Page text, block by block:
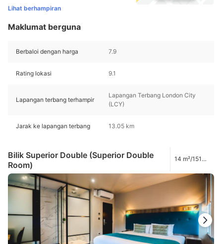
Lihat berhampiran
Maklumat berguna
Berbaloi dengan harga 7.9
Rating lokasi 9.1
Lapangan terbang terhampir
Lapangan Terbang London City
(LCY)
Jarak ke lapangan terbang 13.05 km
Bilik Superior Double (Superior Double
Room)
14 m²/151